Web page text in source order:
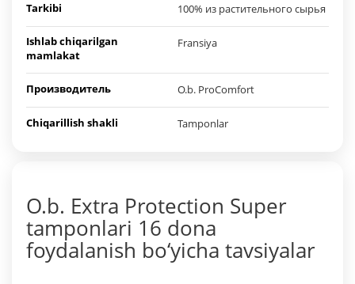
Tarkibi 100% из растительного сырья
Ishlab chiqarilgan
mamlakat
Fransiya
Производитель O.b. ProComfort
Chiqarillish shakli Tamponlar
O.b. Extra Protection Super
tamponlari 16 dona
foydalanish bo‘yicha tavsiyalar